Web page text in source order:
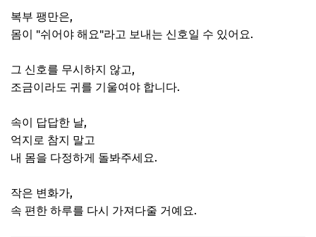
복부 팽만은,
몸이 "쉬어야 해요"라고 보내는 신호일 수 있어요.
그 신호를 무시하지 않고,
조금이라도 귀를 기울여야 합니다.
속이 답답한 날,
억지로 참지 말고
내 몸을 다정하게 돌봐주세요.
작은 변화가,
속 편한 하루를 다시 가져다줄 거예요.